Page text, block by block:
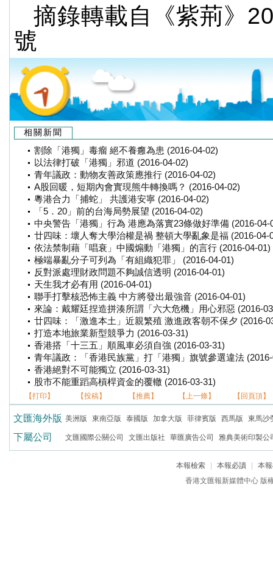
摘錄轉載自《紫荊》
號
相關新聞
割除「港獨」毒瘤 絕不養癰為患 (2016-04-02)
以法律打破「港獨」邪道 (2016-04-02)
青年議政：動物友善政策應推行 (2016-04-02)
A股回暖，短期內會實現熊牛轉換嗎？ (2016-04-02)
粵港合力「捕蛇」 共護港安寧 (2016-04-02)
「5．20」前的台海局勢展望 (2016-04-02)
中央警告「港獨」行為 港應為落實23條做好準備 (2016-04-
廿四味：壞人奪大學治權是禍 整頓大學亂象是福 (2016-04-
依法禁制藉「唱衰」中國煽動「港獨」的言行 (2016-04-01)
極端暴亂分子可列為「有組織犯罪」 (2016-04-01)
反對派處理財政問題不夠誠信透明 (2016-04-01)
天生我才必有用 (2016-04-01)
聯手打擊核恐怖主義 中方將發出最強音 (2016-04-01)
來論：戴耀廷捏造拼湊所謂「六大危機」用心邪惡 (2016-
廿四味：「激進本土」近親繁殖 激進政客朝不保夕 (2016-
打造本地旅業新型競爭力 (2016-03-31)
香港搭「十三五」順風車必須自強 (2016-03-31)
青年議政：「香港民族黨」打「港獨」旗號參選違法
香港絕對不可能獨立 (2016-03-31)
股市不能重蹈高槓桿資金的覆轍 (2016-03-31)
【打印】 【投稿】 【推薦】 【上一條】 【回頁頂】
文匯海外版 美洲版 東南亞版 泰國版 加拿大版 菲律賓版 西馬版 東馬沙
下屬公司 文匯國際公關公司 文匯出版社 華匯廣告公司 雅典美術印製公
本報檢索 本報必讀
本
香港文匯報新媒體中心 版